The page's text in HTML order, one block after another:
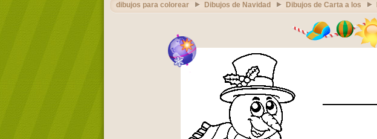
dibujos para colorear Dibujos de Navidad Dibujos de Carta a los